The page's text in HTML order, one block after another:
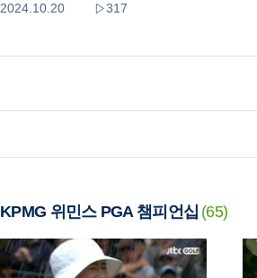
2024.10.20 317
KPMG 위민스 PGA 챔피언십 (65)